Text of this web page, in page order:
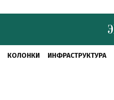
КОЛОНКИ ИНФРАСТРУКТУРА